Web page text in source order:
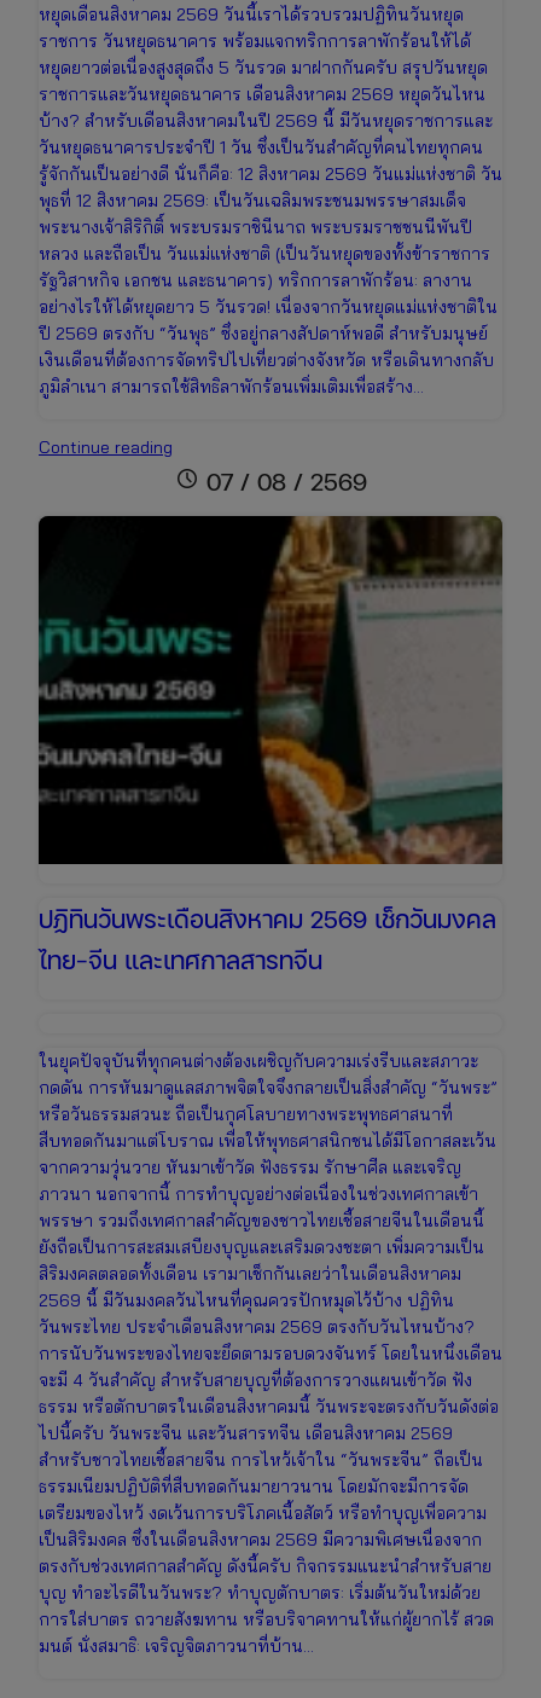
หยุดเดือนสิงหาคม 2569 วันนี้เราได้รวบรวมปฏิทินวันหยุด
ราชการ วันหยุดธนาคาร พร้อมแจกทริกการลาพักร้อนให้ได้
หยุดยาวต่อเนื่องสูงสุดถึง 5 วันรวด มาฝากกันครับ สรุปวันหยุด
ราชการและวันหยุดธนาคาร เดือนสิงหาคม 2569 หยุดวันไหน
บ้าง? สำหรับเดือนสิงหาคมในปี 2569 นี้ มีวันหยุดราชการและ
วันหยุดธนาคารประจำปี 1 วัน ซึ่งเป็นวันสำคัญที่คนไทยทุกคน
รู้จักกันเป็นอย่างดี นั่นก็คือ: 12 สิงหาคม 2569 วันแม่แห่งชาติ วัน
พุธที่ 12 สิงหาคม 2569: เป็นวันเฉลิมพระชนมพรรษาสมเด็จ
พระนางเจ้าสิริกิติ์ พระบรมราชินีนาถ พระบรมราชชนนีพันปี
หลวง และถือเป็น วันแม่แห่งชาติ (เป็นวันหยุดของทั้งข้าราชการ
รัฐวิสาหกิจ เอกชน และธนาคาร) ทริกการลาพักร้อน: ลางาน
อย่างไรให้ได้หยุดยาว 5 วันรวด! เนื่องจากวันหยุดแม่แห่งชาติใน
ปี 2569 ตรงกับ “วันพุธ” ซึ่งอยู่กลางสัปดาห์พอดี สำหรับมนุษย์
เงินเดือนที่ต้องการจัดทริปไปเที่ยวต่างจังหวัด หรือเดินทางกลับ
ภูมิลำเนา สามารถใช้สิทธิลาพักร้อนเพิ่มเติมเพื่อสร้าง…
Continue reading
ปฏิทิน
เช็ก
วัน
หยุด
ยาว
เตรียม
ตัว
เที่ยว
schedule 07 / 08 / 2569
ปฏิทินวันพระเดือนสิงหาคม 2569 เช็กวันมงคล
ไทย-จีน และเทศกาลสารทจีน
ในยุคปัจจุบันที่ทุกคนต่างต้องเผชิญกับความเร่งรีบและสภาวะ
กดดัน การหันมาดูแลสภาพจิตใจจึงกลายเป็นสิ่งสำคัญ “วันพระ”
หรือวันธรรมสวนะ ถือเป็นกุศโลบายทางพระพุทธศาสนาที่
สืบทอดกันมาแต่โบราณ เพื่อให้พุทธศาสนิกชนได้มีโอกาสละเว้น
จากความวุ่นวาย หันมาเข้าวัด ฟังธรรม รักษาศีล และเจริญ
ภาวนา นอกจากนี้ การทำบุญอย่างต่อเนื่องในช่วงเทศกาลเข้า
พรรษา รวมถึงเทศกาลสำคัญของชาวไทยเชื้อสายจีนในเดือนนี้
ยังถือเป็นการสะสมเสบียงบุญและเสริมดวงชะตา เพิ่มความเป็น
สิริมงคลตลอดทั้งเดือน เรามาเช็กกันเลยว่าในเดือนสิงหาคม
2569 นี้ มีวันมงคลวันไหนที่คุณควรปักหมุดไว้บ้าง ปฏิทิน
วันพระไทย ประจำเดือนสิงหาคม 2569 ตรงกับวันไหนบ้าง?
การนับวันพระของไทยจะยึดตามรอบดวงจันทร์ โดยในหนึ่งเดือน
จะมี 4 วันสำคัญ สำหรับสายบุญที่ต้องการวางแผนเข้าวัด ฟัง
ธรรม หรือตักบาตรในเดือนสิงหาคมนี้ วันพระจะตรงกับวันดังต่อ
ไปนี้ครับ วันพระจีน และวันสารทจีน เดือนสิงหาคม 2569
สำหรับชาวไทยเชื้อสายจีน การไหว้เจ้าใน “วันพระจีน” ถือเป็น
ธรรมเนียมปฏิบัติที่สืบทอดกันมายาวนาน โดยมักจะมีการจัด
เตรียมของไหว้ งดเว้นการบริโภคเนื้อสัตว์ หรือทำบุญเพื่อความ
เป็นสิริมงคล ซึ่งในเดือนสิงหาคม 2569 มีความพิเศษเนื่องจาก
ตรงกับช่วงเทศกาลสำคัญ ดังนี้ครับ กิจกรรมแนะนำสำหรับสาย
บุญ ทำอะไรดีในวันพระ? ทำบุญตักบาตร: เริ่มต้นวันใหม่ด้วย
การใส่บาตร ถวายสังฆทาน หรือบริจาคทานให้แก่ผู้ยากไร้ สวด
มนต์ นั่งสมาธิ: เจริญจิตภาวนาที่บ้าน…